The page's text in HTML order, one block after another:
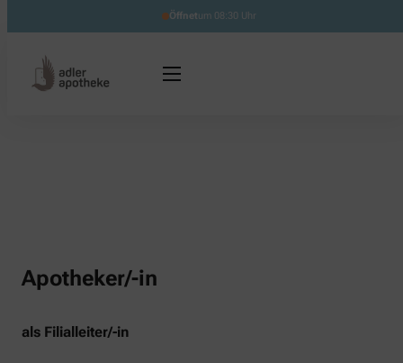
Öffnetum 08:30 Uhr
Apotheker/-in
als Filialleiter/-in